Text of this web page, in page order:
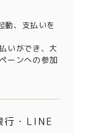
動、支払いを
いができ、大
ーンへの参加
行・LINE